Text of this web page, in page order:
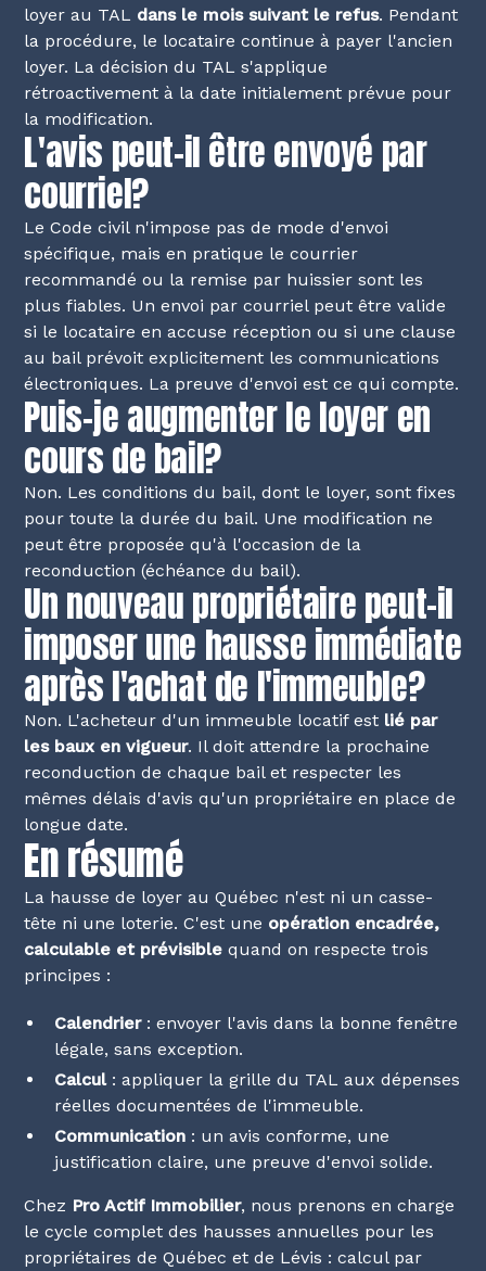
loyer au TAL dans le mois suivant le refus. Pendant
la procédure, le locataire continue à payer l'ancien
loyer. La décision du TAL s'applique
rétroactivement à la date initialement prévue pour
la modification.
L'avis peut-il être envoyé par
courriel?
Le Code civil n'impose pas de mode d'envoi
spécifique, mais en pratique le courrier
recommandé ou la remise par huissier sont les
plus fiables. Un envoi par courriel peut être valide
si le locataire en accuse réception ou si une clause
au bail prévoit explicitement les communications
électroniques. La preuve d'envoi est ce qui compte.
Puis-je augmenter le loyer en
cours de bail?
Non. Les conditions du bail, dont le loyer, sont fixes
pour toute la durée du bail. Une modification ne
peut être proposée qu'à l'occasion de la
reconduction (échéance du bail).
Un nouveau propriétaire peut-il
imposer une hausse immédiate
après l'achat de l'immeuble?
Non. L'acheteur d'un immeuble locatif est lié par
les baux en vigueur. Il doit attendre la prochaine
reconduction de chaque bail et respecter les
mêmes délais d'avis qu'un propriétaire en place de
longue date.
En résumé
La hausse de loyer au Québec n'est ni un casse-
tête ni une loterie. C'est une opération encadrée,
calculable et prévisible quand on respecte trois
principes :
Calendrier: envoyer l'avis dans la bonne fenêtre
légale, sans exception.
Calcul: appliquer la grille du TAL aux dépenses
réelles documentées de l'immeuble.
Communication : un avis conforme, une
justification claire, une preuve d'envoi solide.
Chez Pro Actif Immobilier, nous prenons en charge
le cycle complet des hausses annuelles pour les
propriétaires de Québec et de Lévis : calcul par